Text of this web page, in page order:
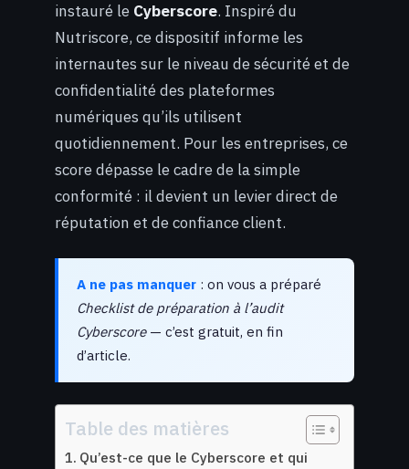
instauré le Cyberscore. Inspiré du
Nutriscore, ce dispositif informe les
internautes sur le niveau de sécurité et de
confidentialité des plateformes
numériques qu’ils utilisent
quotidiennement. Pour les entreprises, ce
score dépasse le cadre de la simple
conformité : il devient un levier direct de
réputation et de confiance client.
A ne pas manquer : on vous a préparé
Checklist de préparation à l’audit
Cyberscore— c’est gratuit, en fin
d’article.
Table des matières
Qu’est-ce que le Cyberscore et qui